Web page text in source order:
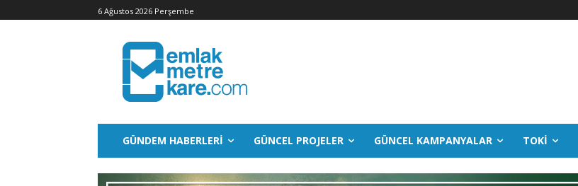
6 Ağustos 2026 Perşembe
GÜNDEM HABERLERI GÜNCEL PROJELER GÜNCEL KAMPANYALAR TOKİ